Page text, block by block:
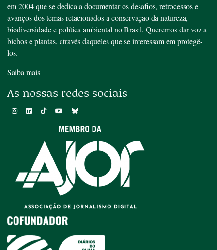
em 2004 que se dedica a documentar os desafios, retrocessos e
avanços dos temas relacionados à conservação da natureza,
biodiversidade e política ambiental no Brasil. Queremos dar voz a
bichos e plantas, através daqueles que se interessam em protegê-
los.
Saiba mais
As nossas redes sociais